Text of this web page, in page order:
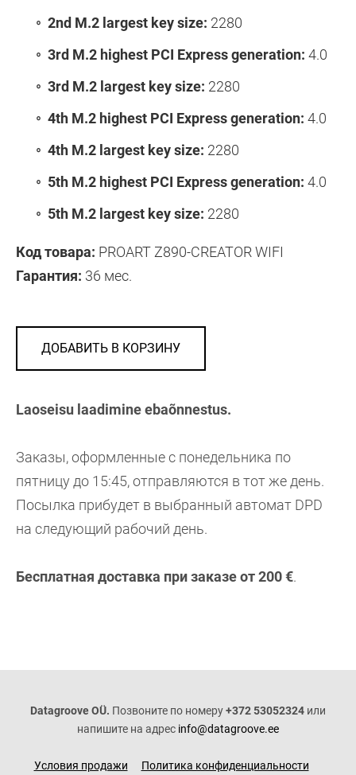
2nd M.2 largest key size: 2280
3rd M.2 highest PCI Express generation: 4.0
3rd M.2 largest key size: 2280
4th M.2 highest PCI Express generation: 4.0
4th M.2 largest key size: 2280
5th M.2 highest PCI Express generation: 4.0
5th M.2 largest key size: 2280
Код товара: PROART Z890-CREATOR WIFI
Гарантия: 36 мес.
ДОБАВИТЬ В КОРЗИНУ
Laoseisu laadimine ebaõnnestus.
Заказы, оформленные с понедельника по
пятницу до 15:45, отправляются в тот же день.
Посылка прибудет в выбранный автомат DPD
на следующий рабочий день.
Бесплатная доставка при заказе от 200 €.
Datagroove OÜ. Позвоните по номеру+372 53052324 или
напишите на адрес info@datagroove.ee
Условия продажи Политика конфиденциальности